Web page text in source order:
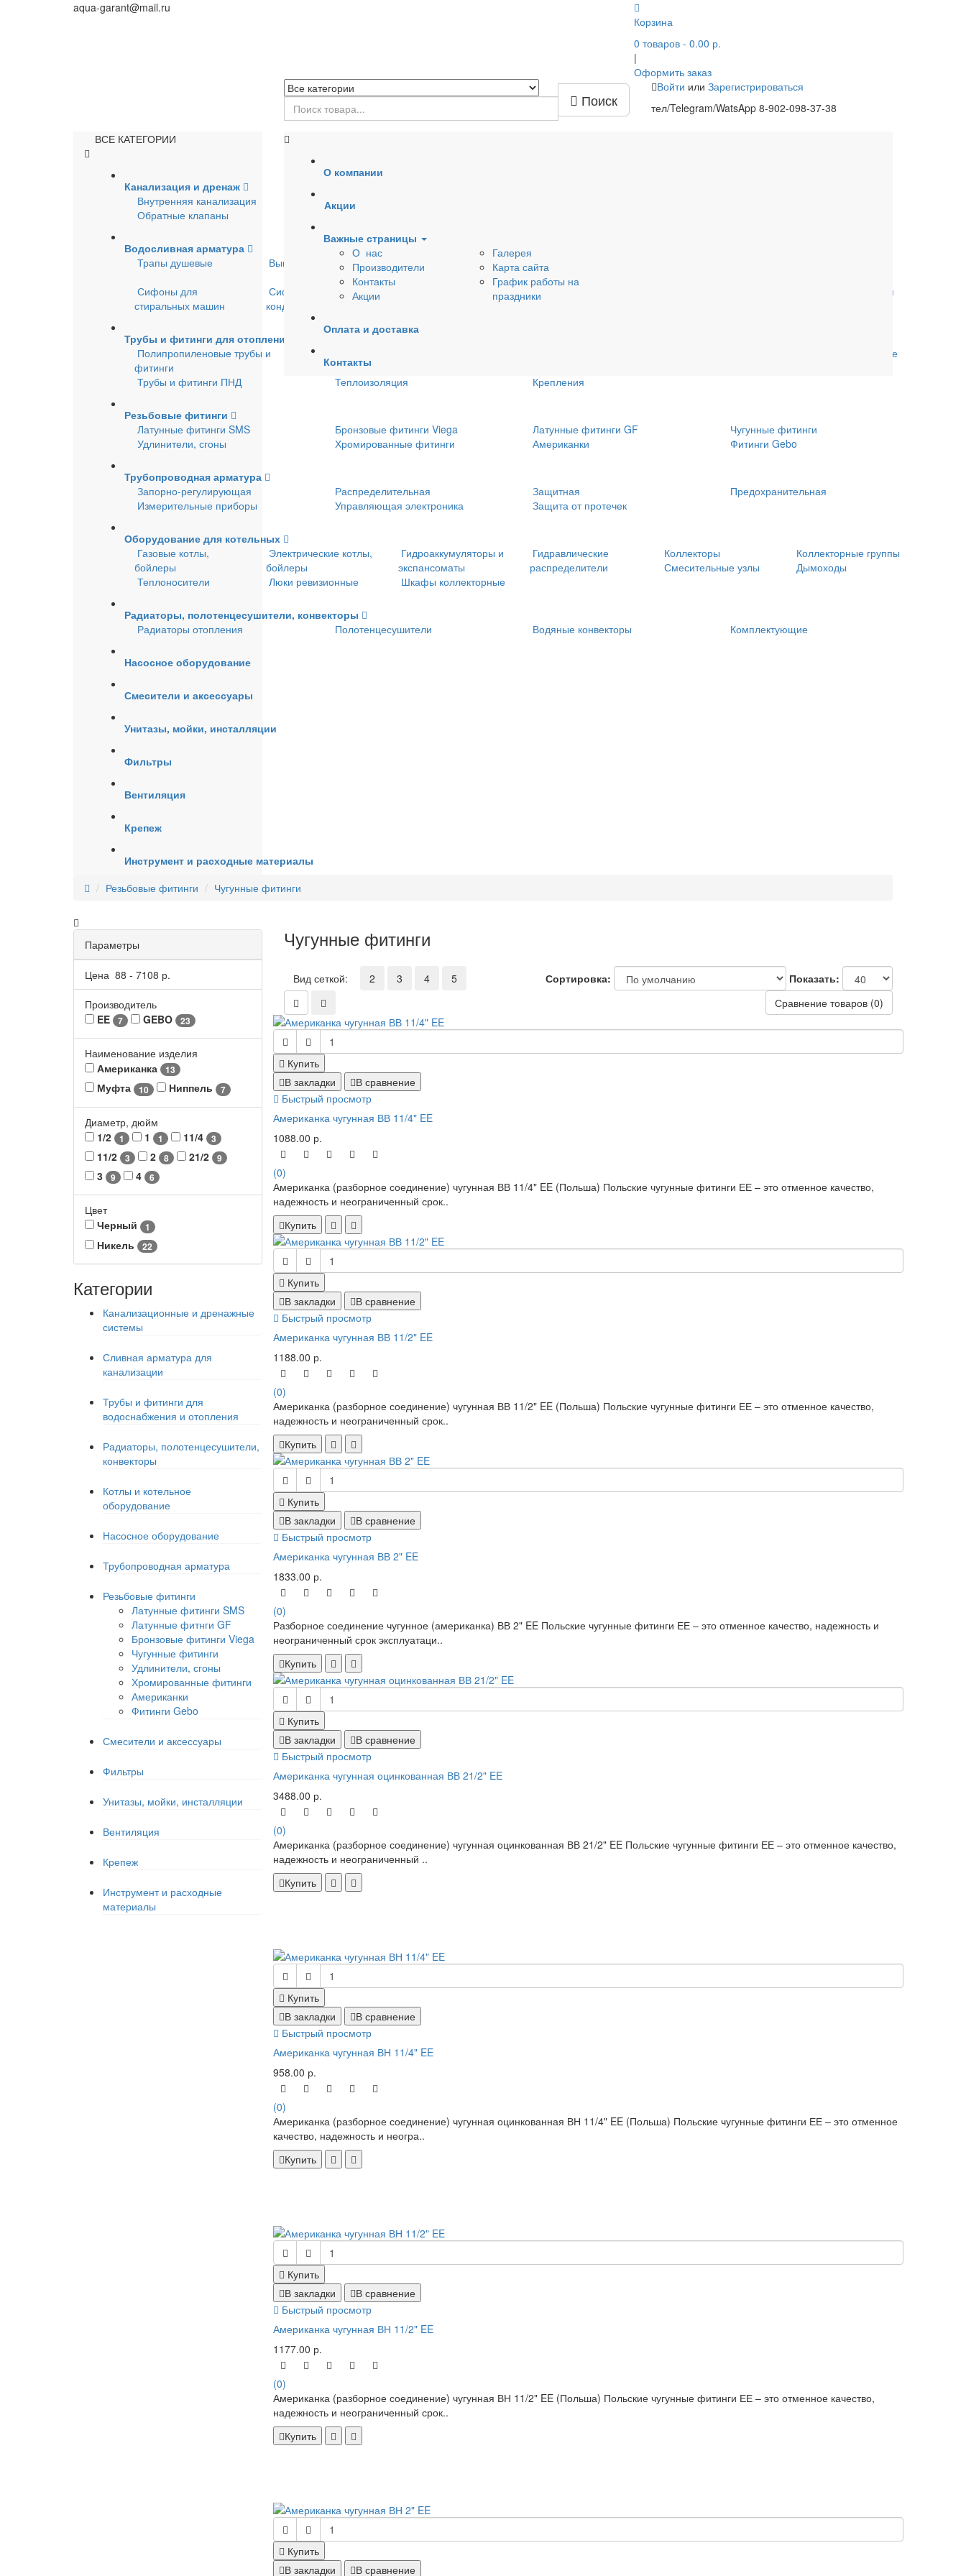
aqua-garant@mail.ru
Корзина
0 товаров - 0.00 р.
|
Оформить заказ
Поиск
Войти илиЗарегистрироваться
тел/Telegram/WatsApp 8-902-098-37-38
ВСЕ КАТЕГОРИИ
Канализация и дренаж
Внутренняя канализация
Наружная канализация
Обратные клапаны
Вентиляционные клапаны
Водосливная арматура
Трапы душевые
Выпуски для раковин Донные клапаны Сифоны
Сифоны для
стиральных машин
Сифоны для
кондиционеров
Арматура для бачков
Комплектующие к
Комплектующие для
Трубы и фитинги для отопления и водоснабжения
Полипропиленовые трубы и
фитинги
фитинги
Обсадные трубы и комплектующие
Трубы и фитинги ПНД
Теплоизоляция Крепления
Резьбовые фитинги
Латунные фитинги SMS
Бронзовые фитинги Viega Латунные фитинги GF
Чугунные фитинги
Удлинители, сгоны
Хромированные фитинги Американки Фитинги Gebo
Трубопроводная арматура
Запорно-регулирующая
Распределительная Защитная
Предохранительная
Измерительные приборы
Управляющая электроника Защита от протечек
Оборудование для котельных
Газовые котлы,
бойлеры
Электрические котлы,
бойлеры
Гидроаккумуляторы и
экспансоматы
Гидравлические
распределители
Коллекторы
Коллекторные группы
Смесительные узлы
Дымоходы
Теплоносители
Люки ревизионные Шкафы коллекторные
Радиаторы, полотенцесушители, конвекторы
Радиаторы отопления
Полотенцесушители Водяные конвекторы Комплектующие
Насосное оборудование
Смесители и аксессуары
Унитазы, мойки, инсталляции
Фильтры
Вентиляция
Крепеж
Инструмент и расходные материалы
О компании
Акции
Важные страницы
О нас
Производители
Контакты
Акции
Галерея
Карта сайта
График работы на
праздники
Оплата и доставка
Контакты
Резьбовые фитинги Чугунные фитинги
Параметры
Цена 88 - 7108 р.
Производитель
EE
7 GEBO 23
Наименование изделия
Американка
13
Муфта 10 Ниппель 7
Диаметр, дюйм
1/2
1 1 1 11/4 3
11/2 3 2 8 21/2 9
3 9 4 6
Цвет
Черный
1
Никель 22
Категории
Канализационные и дренажные
системы
Сливная арматура для
канализации
Трубы и фитинги для
водоснабжения и отопления
Радиаторы, полотенцесушители,
конвекторы
Котлы и котельное
оборудование
Насосное оборудование
Трубопроводная арматура
Резьбовые фитинги
Латунные фитинги SMS
Латунные фитнги GF
Бронзовые фитинги Viega
Чугунные фитинги
Удлинители, сгоны
Хромированные фитинги
Американки
Фитинги Gebo
Смесители и аксессуары
Фильтры
Унитазы, мойки, инсталляции
Вентиляция
Крепеж
Инструмент и расходные
материалы
Чугунные фитинги
Вид сеткой: 2 3 4 5 Сортировка:
Показать:
Сравнение товаров (0)
Купить
В закладки
В сравнение
Быстрый просмотр
Американка чугунная ВВ 11/4" EE
1088.00 р.
(0)
Американка (разборное соединение) чугунная ВВ 11/4" EE (Польша) Польские чугунные фитинги ЕЕ – это отменное качество,
надежность и неограниченный срок..
Купить
Купить
В закладки
В сравнение
Быстрый просмотр
Американка чугунная ВВ 11/2" EE
1188.00 р.
(0)
Американка (разборное соединение) чугунная ВВ 11/2" EE (Польша) Польские чугунные фитинги ЕЕ – это отменное качество,
надежность и неограниченный срок..
Купить
Купить
В закладки
В сравнение
Быстрый просмотр
Американка чугунная ВВ 2" EE
1833.00 р.
(0)
Разборное соединение чугунное (американка) ВВ 2" EE Польские чугунные фитинги ЕЕ – это отменное качество, надежность и
неограниченный срок эксплуатаци..
Купить
Купить
В закладки
В сравнение
Быстрый просмотр
Американка чугунная оцинкованная ВВ 21/2" EE
3488.00 р.
(0)
Американка (разборное соединение) чугунная оцинкованная ВВ 21/2" EE Польские чугунные фитинги ЕЕ – это отменное качество,
надежность и неограниченный ..
Купить
Купить
В закладки
В сравнение
Быстрый просмотр
Американка чугунная ВН 11/4" EE
958.00 р.
(0)
Американка (разборное соединение) чугунная оцинкованная ВН 11/4" EE (Польша) Польские чугунные фитинги ЕЕ – это отменное
качество, надежность и неогра..
Купить
Купить
В закладки
В сравнение
Быстрый просмотр
Американка чугунная ВН 11/2" EE
1177.00 р.
(0)
Американка (разборное соединение) чугунная ВН 11/2" EE (Польша) Польские чугунные фитинги ЕЕ – это отменное качество,
надежность и неограниченный срок..
Купить
Купить
В закладки
В сравнение